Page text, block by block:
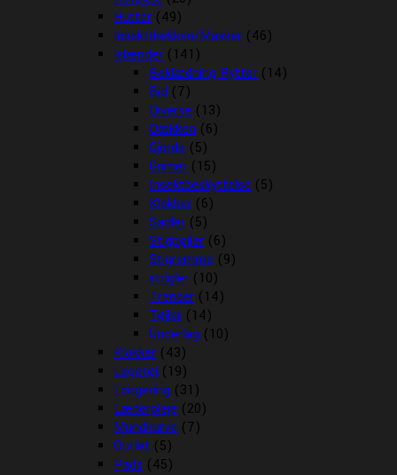
Hutter (49)
Insektdækken/Masker (46)
Islænder (141)
Beklædning Rytter (14)
Bid (7)
Diverse (13)
Dækken (6)
Gjorde (5)
Grimer (15)
Insektbeskyttelse (5)
Klokker (6)
Sadler (5)
Stigbøjler (6)
Stigremme (9)
strigler (10)
Trenser (14)
Tøjler (14)
Underlag (10)
Klokker (43)
Legetøj (19)
Longering (31)
Læderpleje (20)
Mundkurve (7)
Outlet (5)
Pads (45)